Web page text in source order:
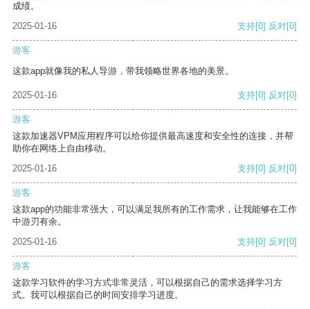
成绩。
2025-01-16
支持[0] 反对[0]
游客
这款app就像我的私人导游，带我领略世界各地的美景。
2025-01-16 支持[0] 反对[0]
游客
这款加速器VPM应用程序可以给你提供最高速度和安全性的连接，并帮
助你在网络上自由移动。
2025-01-16
支持[0] 反对[0]
游客
这款app的功能非常强大，可以满足我所有的工作需求，让我能够在工作
中游刃有余。
2025-01-16
支持[0] 反对[0]
游客
这款学习软件的学习方式非常灵活，可以根据自己的需求选择学习方
式。我可以根据自己的时间安排学习进度。